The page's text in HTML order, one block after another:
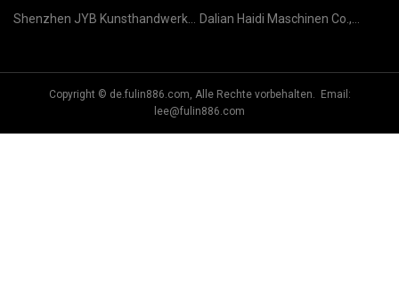
Shenzhen JYB Kunsthandwerk
Dalian Haidi Maschinen Co.,
Copyright © de.fulin886.com, Alle Rechte vorbehalten. Email:
lee@fulin886.com